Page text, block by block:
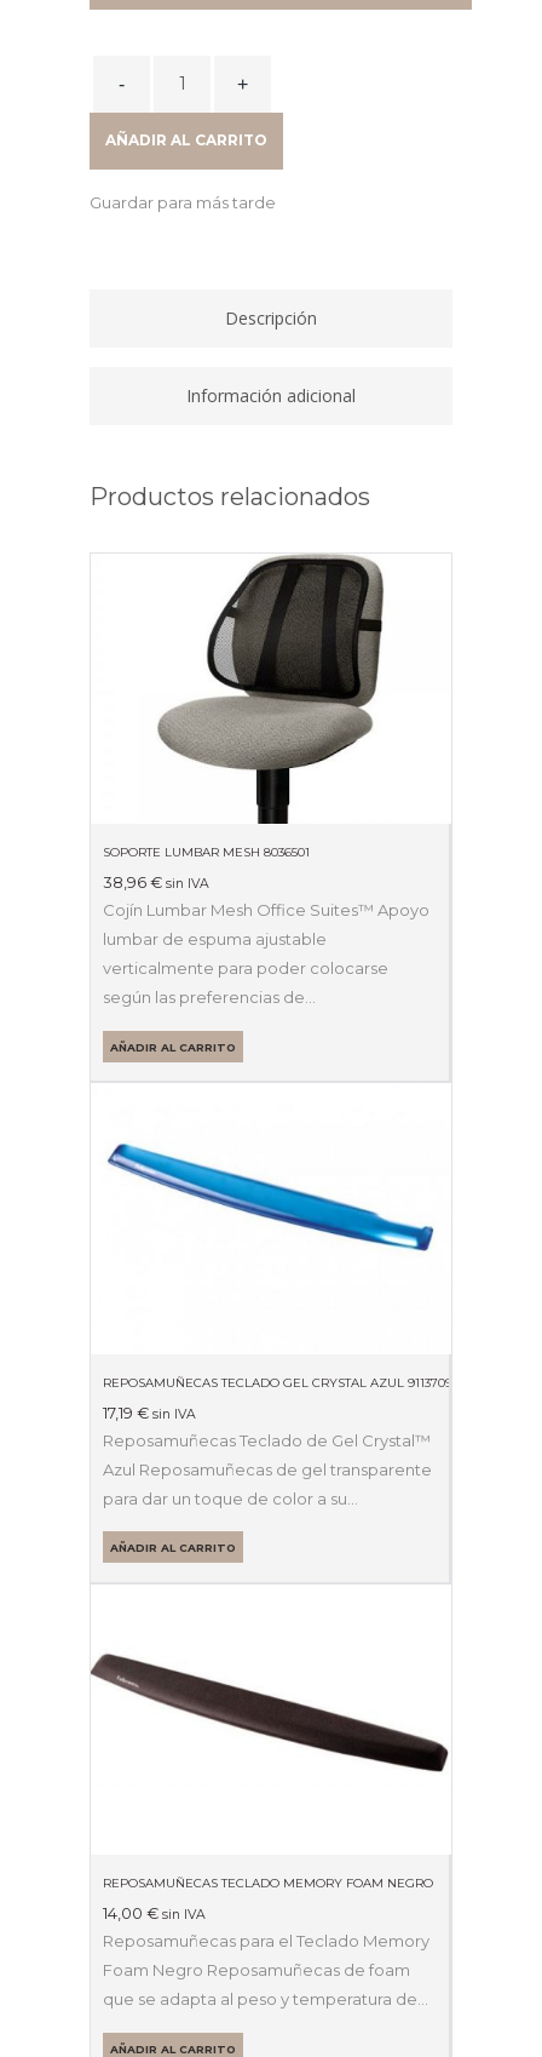
WOW
quantity
AÑADIR AL CARRITO
Guardar para más tarde
Descripción
Información adicional
Productos relacionados
SOPORTE LUMBAR MESH 8036501
38,96 € sin IVA
Cojín Lumbar Mesh Office Suites™ Apoyo
lumbar de espuma ajustable
verticalmente para poder colocarse
según las preferencias de…
AÑADIR AL CARRITO
REPOSAMUÑECAS TECLADO GEL CRYSTAL AZUL 9113709
17,19 € sin IVA
Reposamuñecas Teclado de Gel Crystal™
Azul Reposamuñecas de gel transparente
para dar un toque de color a su…
AÑADIR AL CARRITO
REPOSAMUÑECAS TECLADO MEMORY FOAM NEGRO
14,00 € sin IVA
Reposamuñecas para el Teclado Memory
Foam Negro Reposamuñecas de foam
que se adapta al peso y temperatura de…
AÑADIR AL CARRITO